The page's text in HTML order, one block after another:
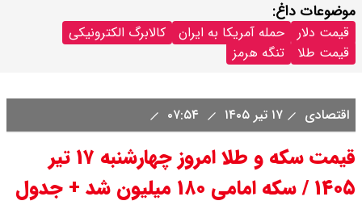
موضوعات داغ:
قیمت دلار حمله آمریکا به ایران
کالابرگ الکترونیکی
قیمت طلا
تنگه هرمز
اقتصادی ۱۷ تیر ۱۴۰۵
قیمت سکه و طلا امروز چهارشنبه ۱۷ تیر
۱۴۰۵ / سکه امامی ۱۸۰ میلیون شد + جدول